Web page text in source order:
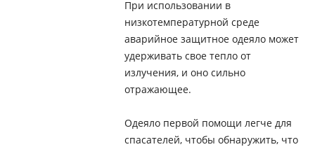
При использовании в
низкотемпературной среде
аварийное защитное одеяло может
удерживать свое тепло от
излучения, и оно сильно
отражающее.
Одеяло первой помощи легче для
спасателей, чтобы обнаружить, что